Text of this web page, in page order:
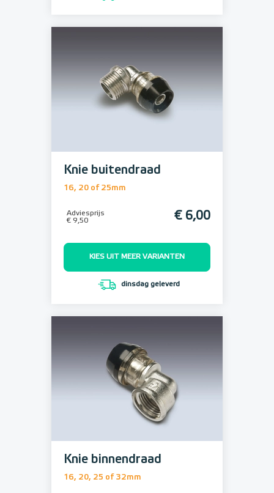
Knie buitendraad
16, 20 of 25mm
Adviesprijs
€ 9,50
€ 6,00
KIES UIT MEER VARIANTEN
dinsdag geleverd
Knie binnendraad
16, 20, 25 of 32mm